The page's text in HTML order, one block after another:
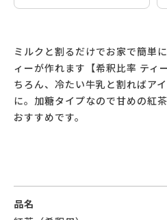
ミルクと割るだけでお家で簡単
ィーが作れます【希釈比率 ティ
ちろん、冷たい牛乳と割ればア
に。加糖タイプなので甘めの紅
おすすめです。
品名